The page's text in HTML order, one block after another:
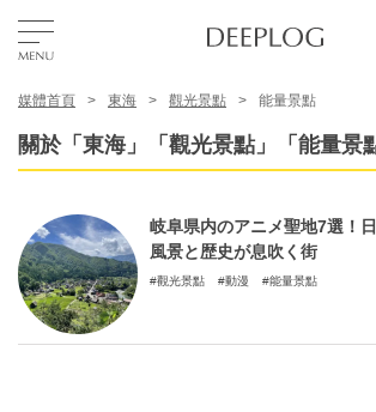
區域
特色主題
媒體首頁 東海 觀光景點 能量景點
關於「東海」「觀光景點」「能量景
岐阜県内のアニメ聖地7選！
風景と歴史が息吹く街
觀光景點 動漫 能量景點